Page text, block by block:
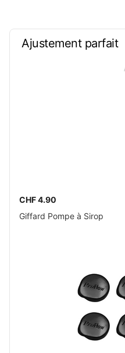
Ajustement parfait
CHF 4.90
Giffard Pompe à Sirop